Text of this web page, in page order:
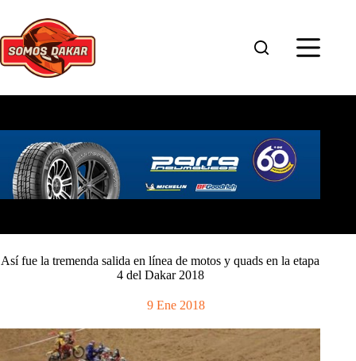
contenido
Así fue la tremenda salida en línea de motos y quads en la etapa
4 del Dakar 2018
9 Ene 2018